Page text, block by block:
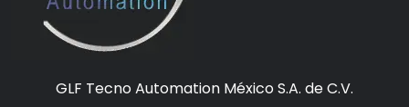
GLF Tecno Automation México S.A. de C.V.